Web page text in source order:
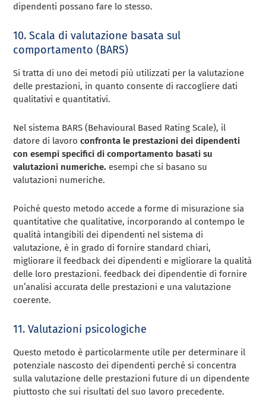
dipendenti possano fare lo stesso.
10. Scala di valutazione basata sul
comportamento (BARS)
Si tratta di uno dei metodi più utilizzati per la valutazione
delle prestazioni, in quanto consente di raccogliere dati
qualitativi e quantitativi.
Nel sistema BARS (Behavioural Based Rating Scale), il
datore di lavoroconfronta le prestazioni dei dipendenti
con esempi specifici di comportamento basati su
valutazioni numeriche. esempi che si basano su
valutazioni numeriche.
Poiché questo metodo accede a forme di misurazione sia
quantitative che qualitative, incorporando al contempo le
qualità intangibili dei dipendenti nel sistema di
valutazione, è in grado di fornire standard chiari,
migliorare il feedback dei dipendenti e migliorare la qualità
delle loro prestazioni. feedback dei dipendentie di fornire
un’analisi accurata delle prestazioni e una valutazione
coerente.
11. Valutazioni psicologiche
Questo metodo è particolarmente utile per determinare il
potenziale nascosto dei dipendenti perché si concentra
sulla valutazione delle prestazioni future di un dipendente
piuttosto che sui risultati del suo lavoro precedente.